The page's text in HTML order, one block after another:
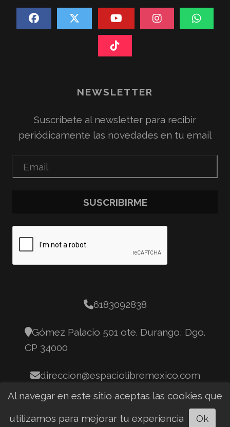
NEWSLETTER
Suscríbete al newsletter para recibir
periódicamente las novedades en tu email
SUSCRIBIRME
6183092838
Gómez Palacio 501 ote. Durango, Dgo.
CP 34000
direccion@espaciolibremexico.com
Al navegar en este sitio aceptas las cookies que
utilizamos para mejorar tu experiencia Ok
Escuchar artículo